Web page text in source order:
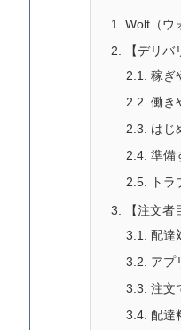
1. Wolt（ウ
2. 【デリ
2.1. 稼ぎ
2.2. 働き
2.3. はじ
2.4. 準備
2.5. ト
3. 【注文
3.1. 配達
3.2. アプ
3.3. 注文
3.4. 配達